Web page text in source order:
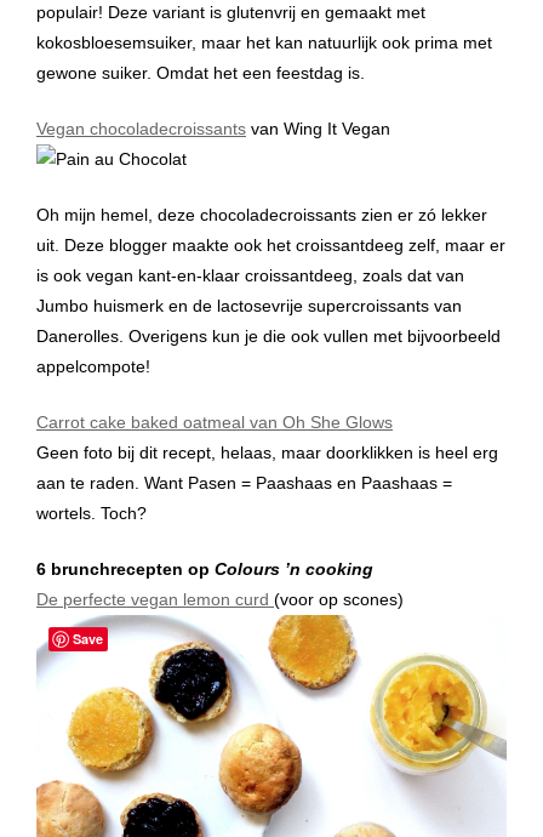
populair! Deze variant is glutenvrij en gemaakt met
kokosbloesemsuiker, maar het kan natuurlijk ook prima met
gewone suiker. Omdat het een feestdag is.
Vegan chocoladecroissants van Wing It Vegan
Oh mijn hemel, deze chocoladecroissants zien er zó lekker
uit. Deze blogger maakte ook het croissantdeeg zelf, maar er
is ook vegan kant-en-klaar croissantdeeg, zoals dat van
Jumbo huismerk en de lactosevrije supercroissants van
Danerolles. Overigens kun je die ook vullen met bijvoorbeeld
appelcompote!
Carrot cake baked oatmeal van Oh She Glows
Geen foto bij dit recept, helaas, maar doorklikken is heel erg
aan te raden. Want Pasen = Paashaas en Paashaas =
wortels. Toch?
6 brunchrecepten op Colours ’n cooking
De perfecte vegan lemon curd (voor op scones)
Save